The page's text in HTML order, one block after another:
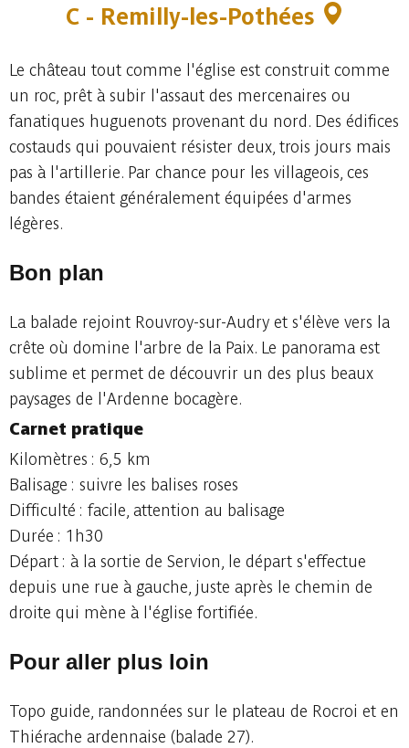
C - Remilly-les-Pothées
Le château tout comme l'église est construit comme
un roc, prêt à subir l'assaut des mercenaires ou
fanatiques huguenots provenant du nord. Des édifices
costauds qui pouvaient résister deux, trois jours mais
pas à l'artillerie. Par chance pour les villageois, ces
bandes étaient généralement équipées d'armes
légères.
Bon plan
La balade rejoint Rouvroy-sur-Audry et s'élève vers la
crête où domine l'arbre de la Paix. Le panorama est
sublime et permet de découvrir un des plus beaux
paysages de l'Ardenne bocagère.
Carnet pratique
Kilomètres : 6,5 km
Balisage : suivre les balises roses
Difficulté : facile, attention au balisage
Durée : 1h30
Départ : à la sortie de Servion, le départ s'effectue
depuis une rue à gauche, juste après le chemin de
droite qui mène à l'église fortifiée.
Pour aller plus loin
Topo guide, randonnées sur le plateau de Rocroi et en
Thiérache ardennaise (balade 27).